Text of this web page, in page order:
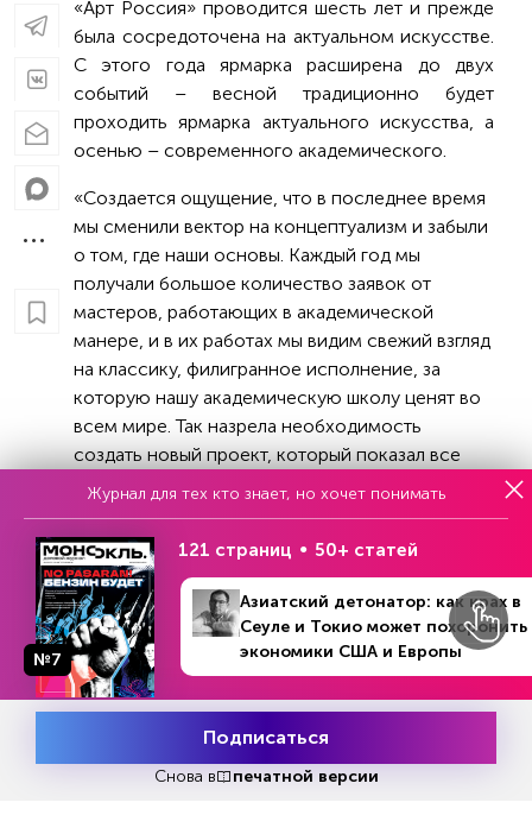
«Арт Россия» проводится шесть лет и прежде
была сосредоточена на актуальном искусстве.
С этого года ярмарка расширена до двух
событий – весной традиционно будет
проходить ярмарка актуального искусства, а
осенью – современного академического.
«Создается ощущение, что в последнее время
мы сменили вектор на концептуализм и забыли
о том, где наши основы. Каждый год мы
получали большое количество заявок от
мастеров, работающих в академической
манере, и в их работах мы видим свежий взгляд
на классику, филигранное исполнение, за
которую нашу академическую школу ценят во
всем мире. Так назрела необходимость
создать новый проект, который показал все
многообразие академической школы и
продаж», – отметила сооснователь ярмарки
«Арт Россия», куратор и искусствовед
Елизавета Фролова.
Особенность работ, которые представили на
ярмарке – техническое мастерство, глубокие
сюжеты и тонкая работа с историческим и
культурным наследием страны.
Топ-5 продаж на ярмарке «Арт
Попробовать
Журнал для тех кто знает, но хочет понимать
№7
121 страниц 50+ статей
Азиатский детонатор: как крах в
Сеуле и Токио может похоронить
экономики США и Европы
Подписаться
Снова в печатной версии